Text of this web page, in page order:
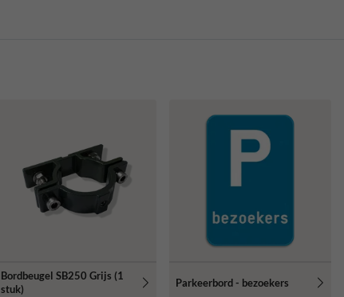
Bordbeugel SB250 Grijs (1
stuk)
Parkeerbord - bezoekers